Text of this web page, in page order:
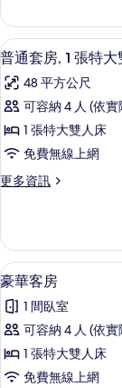
特
大
雙
人
床
的
所
有
客
房,
1
張
特
大
人
床
詳
顯
示
普
通
套
1
特
大
雙
人
床
的
所
6
普通套房, 1 張特
48 平方公尺
可容納 4 人 (依
1 張特大雙人床
免費無線上網
更多資訊
更
套
房,
1
特
大
人
床
顯
示
豪
華
客
6
豪華客房
1 間臥室
可容納 4 人 (依
1 張特大雙人床
免費無線上網